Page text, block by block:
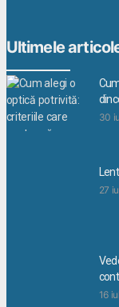
Ultimele
30
27
16